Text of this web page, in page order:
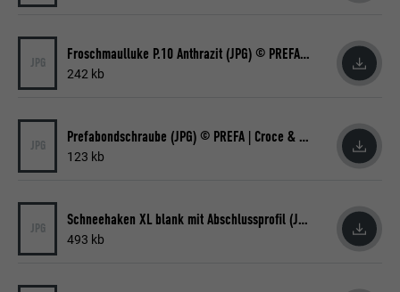
JPG Froschmaulluke P.10 Anthrazit (JPG) © PREFA | Croce & Wir
242 kb
JPG Prefabondschraube (JPG) © PREFA | Croce & Wir
123 kb
JPG Schneehaken XL blank mit Abschlussprofil (JPG) © PREFA | Croce & Wir
493 kb